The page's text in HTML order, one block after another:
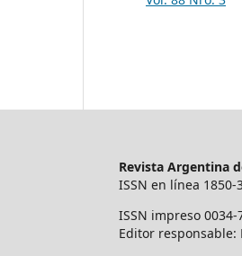
Revista Argentina
ISSN en línea 1850-
ISSN impreso 0034-
Editor responsable: